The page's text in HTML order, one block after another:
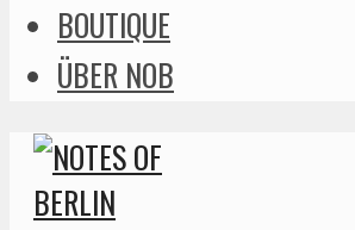
BOUTIQUE
ÜBER NOB